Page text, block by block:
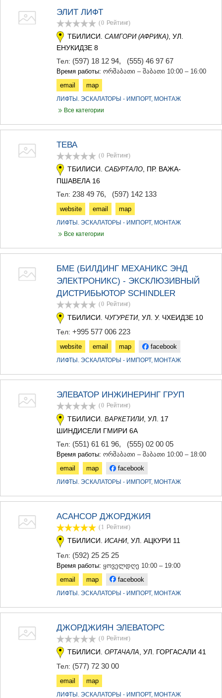
ЭЛИТ ЛИФТ
(0 Рейтинг)
ТБИЛИСИ. САМГОРИ (АФРИКА) , УЛ.
ЕНУКИДЗЕ 8
Тел: (597) 18 12 94, (555) 46 97 67
Время работы: ორშაბათი – შაბათი 10:00 – 16:00
email
map
ЛИФТЫ. ЭСКАЛАТОРЫ - ИМПОРТ, МОНТАЖ
Все категории
ТЕВА
(0 Рейтинг)
ТБИЛИСИ. САБУРТАЛО, ПР. ВАЖА-
ПШАВЕЛА 16
Тел: 238 49 76, (597) 142 133
website email map
ЛИФТЫ. ЭСКАЛАТОРЫ - ИМПОРТ, МОНТАЖ
Все категории
БМЕ (БИЛДИНГ МЕХАНИКС ЭНД
ЭЛЕКТРОНИКС) - ЭКСКЛЮЗИВНЫЙ
ДИСТРИБЬЮТОР SCHINDLER
(0 Рейтинг)
ТБИЛИСИ. ЧУГУРЕТИ, УЛ. У. ЧХЕИДЗЕ 10
Тел: +995 577 006 223
website email map facebook
ЛИФТЫ. ЭСКАЛАТОРЫ - ИМПОРТ, МОНТАЖ
ЭЛЕВАТОР ИНЖИНЕРИНГ ГРУП
(0 Рейтинг)
ТБИЛИСИ. ВАРКЕТИЛИ, УЛ. 17
ШИНДИСЕЛИ ГМИРИ 6А
Тел: (551) 61 61 96, (555) 02 00 05
Время работы: ორშაბათი – შაბათი 10:00 – 18:00
email
map facebook
ЛИФТЫ. ЭСКАЛАТОРЫ - ИМПОРТ, МОНТАЖ
АСАНСОР ДЖОРДЖИЯ
(1 Рейтинг)
ТБИЛИСИ. ИСАНИ, УЛ. АЦКУРИ 11
Тел: (592) 25 25 25
Время работы: ყოველდღე 10:00 – 19:00
email
map facebook
ЛИФТЫ. ЭСКАЛАТОРЫ - ИМПОРТ, МОНТАЖ
ДЖОРДЖИЯН ЭЛЕВАТОРС
(0 Рейтинг)
ТБИЛИСИ. ОРТАЧАЛА , УЛ. ГОРГАСАЛИ 41
Тел: (577) 72 30 00
email map
ЛИФТЫ. ЭСКАЛАТОРЫ - ИМПОРТ, МОНТАЖ